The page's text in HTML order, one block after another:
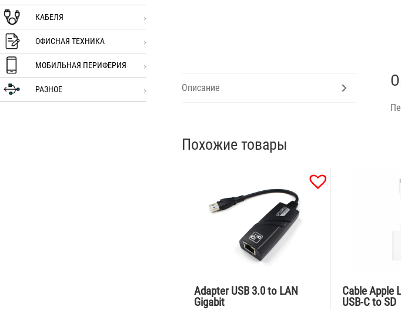
КАБЕЛЯ
ОФИСНАЯ ТЕХНИКА
МОБИЛЬНАЯ ПЕРИФЕРИЯ
РАЗНОЕ Описание
Похожие товары
Adapter USB 3.0 to LAN
Gigabit
Cable Apple
USB-C to SD